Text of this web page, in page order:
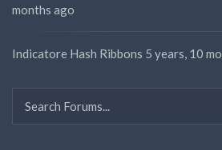
months ago
Indicatore Hash Ribbons 5 years, 10